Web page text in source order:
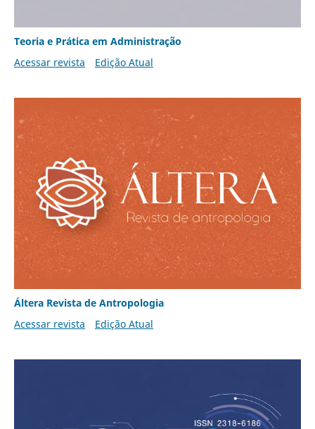
Teoria e Prática em Administração
Acessar revista
Edição Atual
Áltera Revista de Antropologia
Acessar revista
Edição Atual